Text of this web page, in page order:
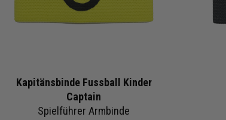
Kapitänsbinde Fussball Kinder
Captain
Spielführer Armbinde